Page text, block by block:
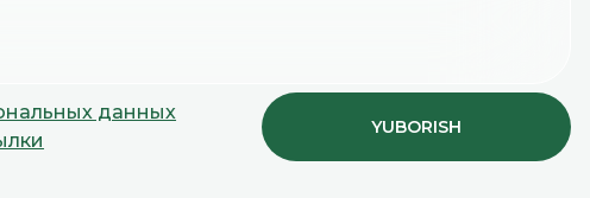
данных
YUBORISH